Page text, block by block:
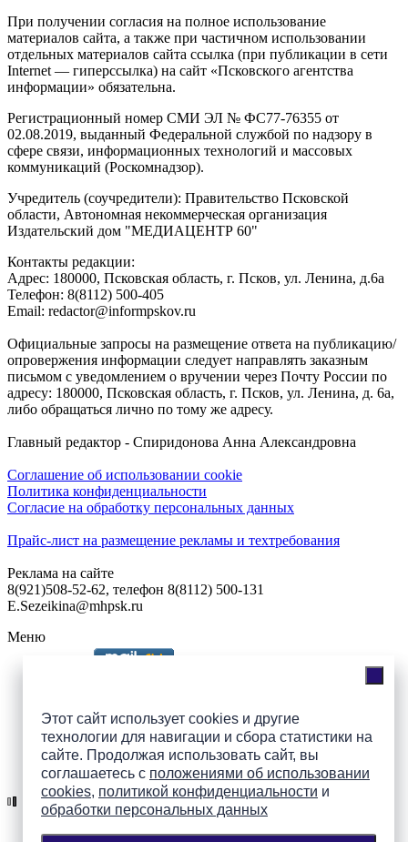
Этот сайт использует cookies и другие
технологии для навигации и сбора статистики на
сайте. Продолжая использовать сайт, вы
соглашаетесь с положениями об использовании
cookies, политикой конфиденциальности и
обработки персональных данных
При получении согласия на полное использование
материалов сайта, а также при частичном использовании
отдельных материалов сайта ссылка (при публикации в сети
Internet — гиперссылка) на сайт «Псковского агентства
информации» обязательна.
Регистрационный номер СМИ ЭЛ № ФС77-76355 от
02.08.2019, выданный Федеральной службой по надзору в
сфере связи, информационных технологий и массовых
коммуникаций (Роскомнадзор).
Учредитель (соучредители): Правительство Псковской
области, Автономная некоммерческая организация
Издательский дом "МЕДИАЦЕНТР 60"
Контакты редакции:
Адреc: 180000, Псковская область, г. Псков, ул. Ленина, д.6а
Телефон: 8(8112) 500-405
Email: redactor@informpskov.ru
Официальные запросы на размещение ответа на публикацию/
опровержения информации следует направлять заказным
письмом с уведомлением о вручении через Почту России по
адресу: 180000, Псковская область, г. Псков, ул. Ленина, д. 6а,
либо обращаться лично по тому же адресу.
Главный редактор - Спиридонова Анна Александровна
Соглашение об использовании cookie
Политика конфиденциальности
Согласие на обработку персональных данных
Прайс-лист на размещение рекламы и техтребования
Реклама на сайте
8(921)508-52-62, телефон 8(8112) 500-131
E.Sezeikina@mhpsk.ru
Меню
Подпишись на группы
ПАИ в соцсетях!